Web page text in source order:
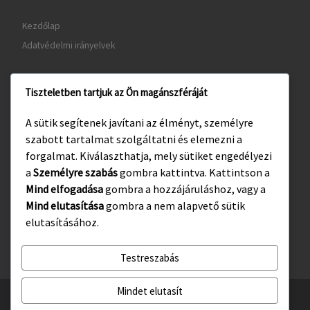
Kezdőlap
Adatvédelmi irányelvek
www.visitgyula.com
www.gyulakult.hu
Facebook Instagram
© 2026Gyulasport Nonprofit Kft.– All rights reserved
Tiszteletben tartjuk az Ön magánszféráját
A sütik segítenek javítani az élményt, személyre
szabott tartalmat szolgáltatni és elemezni a
forgalmat. Kiválaszthatja, mely sütiket engedélyezi
a Személyre szabásgombra kattintva. Kattintson a
Mind elfogadásagombra a hozzájáruláshoz, vagy a
Mind elutasításagombra a nem alapvető sütik
elutasításához.
Testreszabás
Mindet elutasít